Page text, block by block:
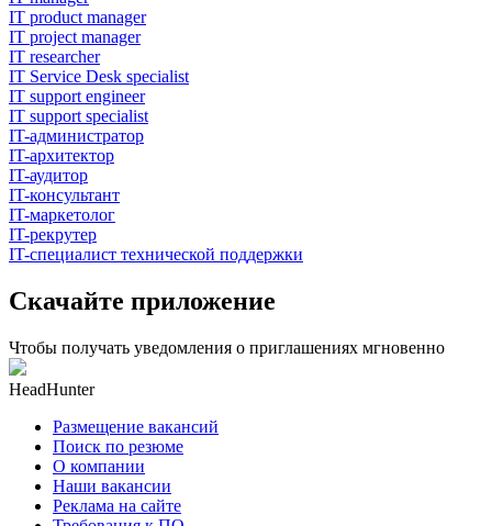
IT product manager
IT project manager
IT researcher
IT Service Desk specialist
IT support engineer
IT support specialist
IT-администратор
IT-архитектор
IT-аудитор
IT-консультант
IT-маркетолог
IT-рекрутер
IT-специалист технической поддержки
Скачайте приложение
Чтобы получать уведомления о приглашениях мгновенно
HeadHunter
Размещение вакансий
Поиск по резюме
О компании
Наши вакансии
Реклама на сайте